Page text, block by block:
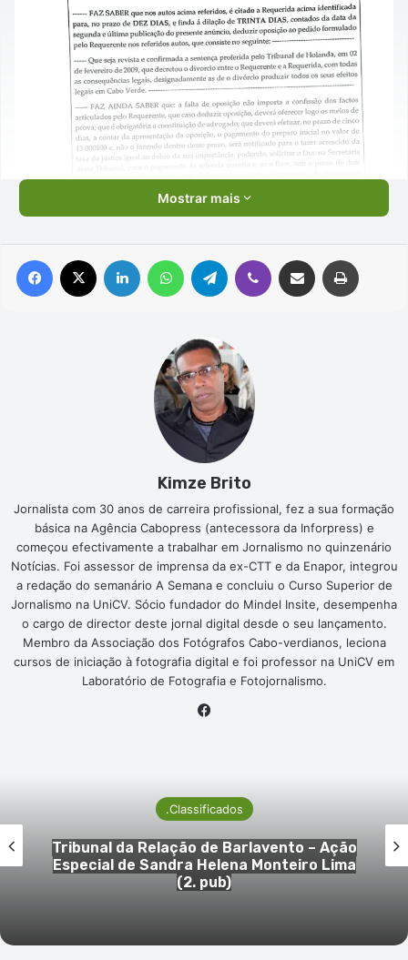
Mostrar mais
Facebook Linkedin WhatsAppTelegram Viber Compartilhar via e-mail
Kimze Brito
Jornalista com 30 anos de carreira profissional, fez a sua formação
básica na Agência Cabopress (antecessora da Inforpress) e
começou efectivamente a trabalhar em Jornalismo no quinzenário
Notícias. Foi assessor de imprensa da ex-CTT e da Enapor, integrou
a redação do semanário A Semana e concluiu o Curso Superior de
Jornalismo na UniCV. Sócio fundador do Mindel Insite, desempenha
o cargo de director deste jornal digital desde o seu lançamento.
Membro da Associação dos Fotógrafos Cabo-verdianos, leciona
cursos de iniciação à fotografia digital e foi professor na UniCV em
Laboratório de Fotografia e Fotojornalismo.
.Classificados
Tribunal da Relação de Barlavento – Ação
Especial de Sandra Helena Monteiro Lima
(2. pub)